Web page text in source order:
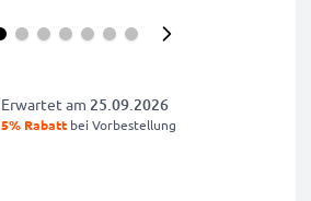
Erwartet am 25.09.2026
5% Rabatt bei Vorbestellung